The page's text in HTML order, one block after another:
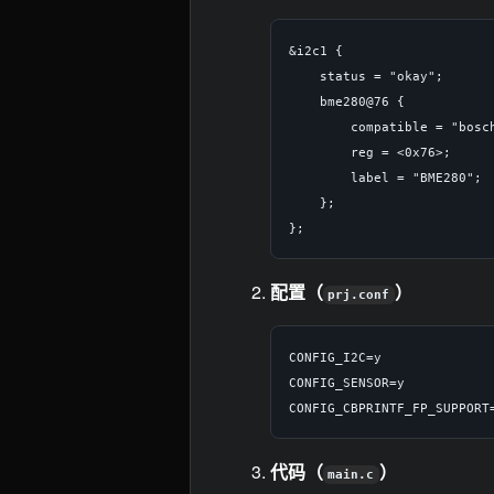
&i2c1 {
    status = "okay";
    bme280@76 {
compatible =
        reg = <0x76>;
        label = "BME280";
    };
配置（ prj.conf ）
CONFIG_I2C=y
CONFIG_SENSOR=y
代码（ main.c ）